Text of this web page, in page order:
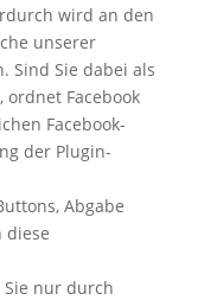
wird an den
unserer
Sind Sie dabei als
ordnet Facebook
Facebook-
der Plugin-
Abgabe
diese
Sie nur durch